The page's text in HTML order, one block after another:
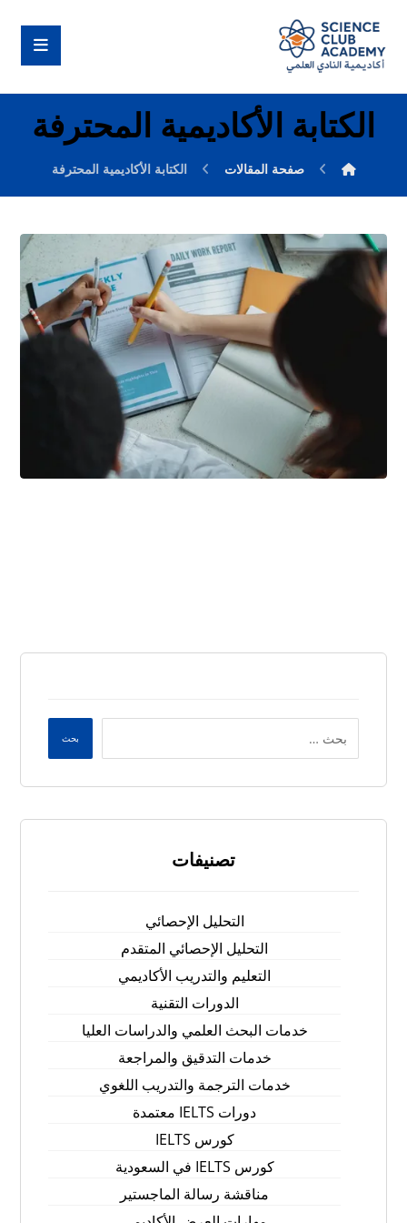
الكتابة الأكاديمية المحترفة
صفحة المقالات الكتابة الأكاديمية المحترفة
بحث
تصنيفات
التحليل الإحصائي
التحليل الإحصائي المتقدم
التعليم والتدريب الأكاديمي
الدورات التقنية
خدمات البحث العلمي والدراسات العليا
خدمات التدقيق والمراجعة
خدمات الترجمة والتدريب اللغوي
دورات IELTS معتمدة
كورس IELTS
كورس IELTS في السعودية
مناقشة رسالة الماجستير